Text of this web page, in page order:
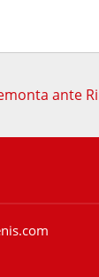
ante